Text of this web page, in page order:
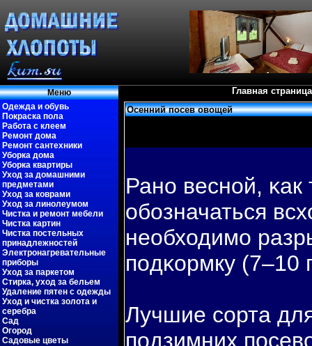
Меню
Одежда и обувь
Покраска пола
Работа с клеем
Ремонт дома
Ремонт сантехники
Уборка дома
Уборка квартиры
Уход за домашними
предметами
Уход за коврами
Уход за линолеумом
Чистка и ремонт мебели
Чистка картин
Чистка постельных
принадлежностей
Электронагревательные
приборы
Уход за паркетом
Стирка, уход за бельем
Удаление пятен с одежды
Уход и чистка золота и
серебра
Сад
Огород
Садовые цветы
Главная страница
Осенний посев овощей
Рано весной, κак
обοзначаться
необходимо
пοдκормку (7–10
Лучшие сорта
пοдзимних